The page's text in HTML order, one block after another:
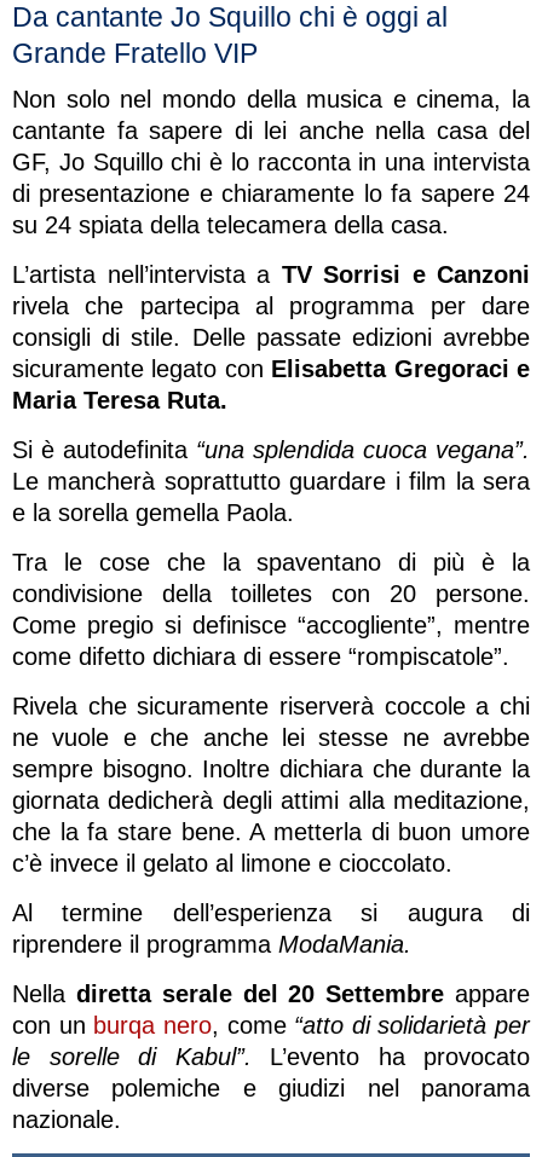
Da cantante Jo Squillo chi è oggi al
Grande Fratello VIP
Non solo nel mondo della musica e cinema, la
cantante fa sapere di lei anche nella casa del
GF, Jo Squillo chi è lo racconta in una intervista
di presentazione e chiaramente lo fa sapere 24
su 24 spiata della telecamera della casa.
L’artista nell’intervista a TV Sorrisi e Canzoni
rivela che partecipa al programma per dare
consigli di stile. Delle passate edizioni avrebbe
sicuramente legato con Elisabetta Gregoraci e
Maria Teresa Ruta.
Si è autodefinita “una splendida cuoca vegana”.
Le mancherà soprattutto guardare i film la sera
e la sorella gemella Paola.
Tra le cose che la spaventano di più è la
condivisione della toilletes con 20 persone.
Come pregio si definisce “accogliente”, mentre
come difetto dichiara di essere “rompiscatole”.
Rivela che sicuramente riserverà coccole a chi
ne vuole e che anche lei stesse ne avrebbe
sempre bisogno. Inoltre dichiara che durante la
giornata dedicherà degli attimi alla meditazione,
che la fa stare bene. A metterla di buon umore
c’è invece il gelato al limone e cioccolato.
Al termine dell’esperienza si augura di
riprendere il programma ModaMania.
Nella diretta serale del 20 Settembre appare
con un burqa nero, come “atto di solidarietà per
le sorelle di Kabul”.
L’evento ha provocato
diverse polemiche e giudizi nel panorama
nazionale.